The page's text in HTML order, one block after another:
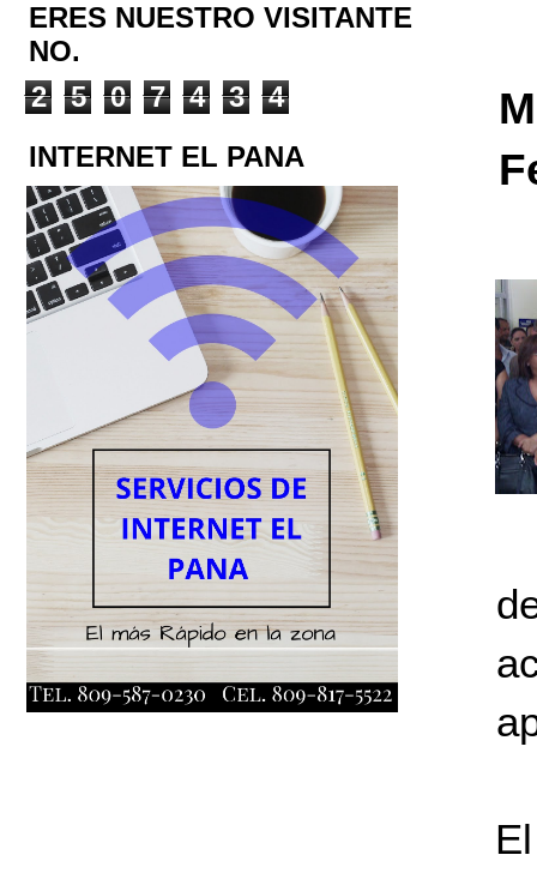
ERES NUESTRO VISITANTE
NO.
2
5 0 7 4 3
4
INTERNET EL PANA